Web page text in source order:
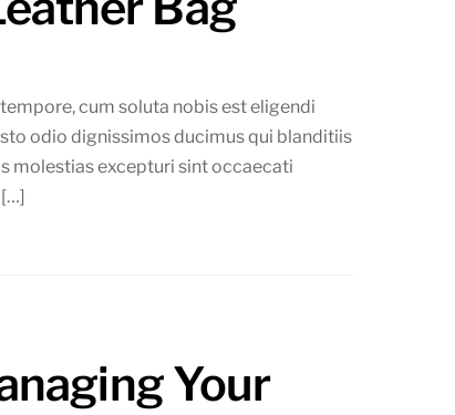
cum soluta nobis est eligendi
odio dignissimos ducimus qui blanditiis
molestias excepturi sint occaecati
[…]
Your